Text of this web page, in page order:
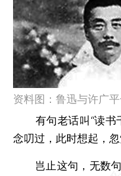
资料图：鲁迅与许广
有句老话叫“读书
念叨过，此时想起，忽
岂止这句，无数句